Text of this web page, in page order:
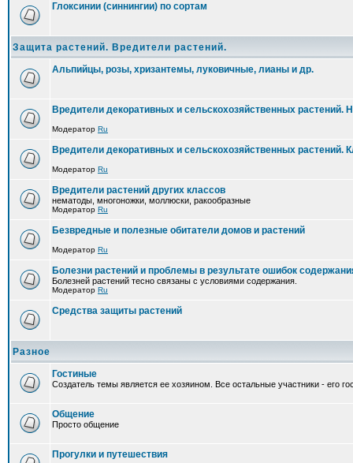
Глоксинии (синнингии) по сортам
Защита растений. Вредители растений.
Альпийцы, розы, хризантемы, луковичные, лианы и др.
Вредители декоративных и сельскохозяйственных растений.
Модератор Ru
Вредители декоративных и сельскохозяйственных растений.
Модератор Ru
Вредители растений других классов
нематоды, многоножки, моллюски, ракообразные
Модератор Ru
Безвредные и полезные обитатели домов и растений
Модератор Ru
Болезни растений и проблемы в результате ошибок
Болезней растений тесно связаны с условиями содержания.
Модератор Ru
Средства защиты растений
Разное
Гостиные
Создатель темы является ее хозяином. Все остальные участники - его
Общение
Просто общение
Прогулки и путешествия